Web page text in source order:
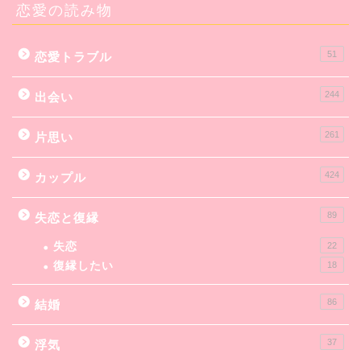
恋愛の読み物
恋愛トラブル 51
出会い 244
片思い 261
カップル 424
失恋と復縁 89
失恋 22
復縁したい 18
結婚 86
浮気 37